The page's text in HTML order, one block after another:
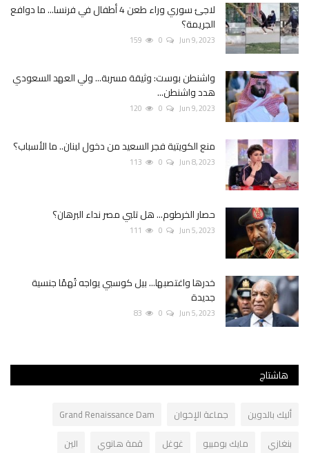
لاجئ سوري وراء طعن 4 أطفال في فرنسا... ما دوافع
الجريمة؟
Jun 9, 2023
0
159
واشنطن بوست: وثيقة مسربة... ولي العهد السعودي
هدد واشنطن...
Jun 9, 2023
0
120
منع الكويتية فجر السعيد من دخول لبنان.. ما الأسباب؟
Jun 8, 2023
0
113
حصار الخرطوم... هل تلبي مصر نداء البرهان؟
Jun 5, 2023
0
111
خدرها واغتصبها... بيل كوسبي يواجه تُهمًا جنسية
جديدة
Jun 5, 2023
0
83
هاشتاج
أليك بالدوين جماعة الإخوان
Grand Renaissance Dam
بنغازي
مايك بومبيو غوغل قمة هانوي
الين